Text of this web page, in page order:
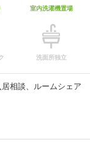
室内洗濯機置場
洗面所独立
相談、ルームシェア